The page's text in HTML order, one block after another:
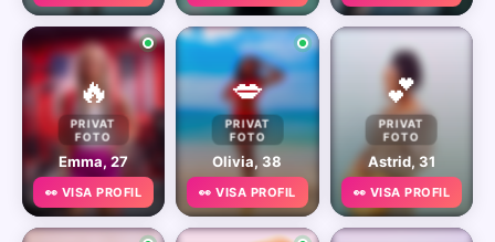
🔥
PRIVAT
FOTO
Emma, 27
👀 VISA PROFIL
💋
PRIVAT
FOTO
Olivia, 38
👀 VISA PROFIL
💕
PRIVAT
FOTO
Astrid, 31
👀 VISA PROFIL